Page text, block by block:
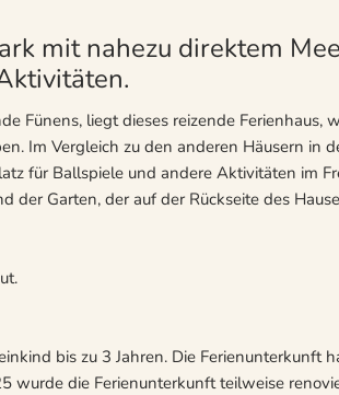
mit nahezu direktem
Fünens, liegt dieses reizende Ferienhaus,
Im Vergleich zu den anderen Häusern in
für Ballspiele und andere Aktivitäten im
der Garten, der auf der Rückseite des
bis zu 3 Jahren. Die Ferienunterkunft
die Ferienunterkunft teilweise